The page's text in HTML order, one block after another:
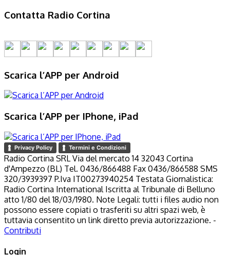
Contatta Radio Cortina
Scarica l’APP per Android
Scarica l’APP per IPhone, iPad
Privacy Policy Termini e Condizioni
Radio Cortina SRL Via del mercato 14 32043 Cortina
d'Ampezzo (BL) Tel. 0436/866488 Fax 0436/866588 SMS
320/3939397 P.Iva IT00273940254 Testata Giornalistica:
Radio Cortina International Iscritta al Tribunale di Belluno
atto 1/80 del 18/03/1980. Note Legali: tutti i files audio non
possono essere copiati o trasferiti su altri spazi web, è
tuttavia consentito un link diretto previa autorizzazione. -
Contributi
Login